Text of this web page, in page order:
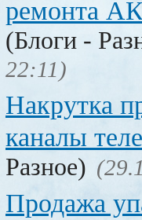
ремонта
(Блоги -
22:11)
Накрутка
каналы
Разное)
Продажа